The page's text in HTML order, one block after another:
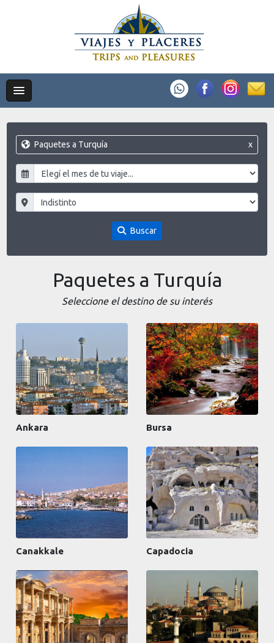
Paquetes a Turquía x
Buscar
Paquetes a Turquía
Seleccione el destino de su interés
Ankara Bursa
Canakkale Capadocia